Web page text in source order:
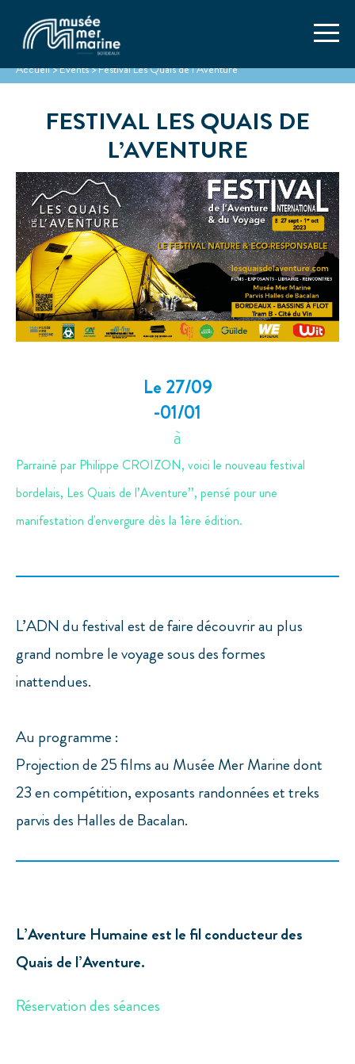
Accueil>Events>Festival Les Quais de l’Aventure
FESTIVAL LES QUAIS DE
L’AVENTURE
Le 27/09
-01/01
à
Parrainé par Philippe CROIZON, voici le nouveau festival
bordelais, Les Quais de l’Aventure’’, pensé pour une
manifestation d'envergure dès la 1ère édition.
L’ADN du festival est de faire découvrir au plus
grand nombre le voyage sous des formes
inattendues.
Au programme :
Projection de 25 films au Musée Mer Marine dont
23 en compétition, exposants randonnées et treks
parvis des Halles de Bacalan.
L’Aventure Humaine est le fil conducteur des
Quais de l’Aventure.
Réservation des séances